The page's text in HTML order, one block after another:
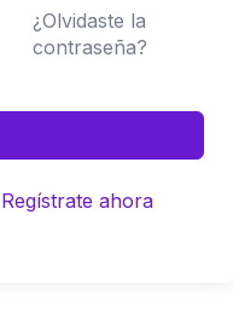
¿Olvidaste la
contraseña?
Regístrate ahora